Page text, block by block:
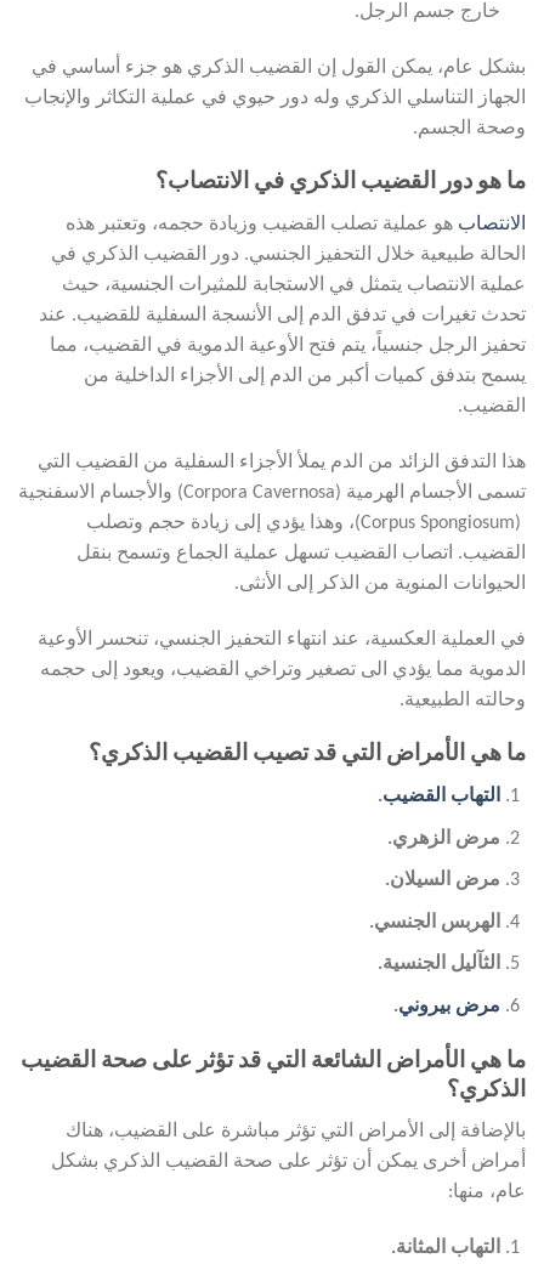
خارج جسم الرجل.
بشكل عام، يمكن القول إن القضيب الذكري هو جزء أساسي في
الجهاز التناسلي الذكري وله دور حيوي في عملية التكاثر والإنجاب
وصحة الجسم.
ما هو دور القضيب الذكري في الانتصاب؟
الانتصاب هو عملية تصلب القضيب وزيادة حجمه، وتعتبر هذه
الحالة طبيعية خلال التحفيز الجنسي. دور القضيب الذكري في
عملية الانتصاب يتمثل في الاستجابة للمثيرات الجنسية، حيث
تحدث تغيرات في تدفق الدم إلى الأنسجة السفلية للقضيب. عند
تحفيز الرجل جنسياً، يتم فتح الأوعية الدموية في القضيب، مما
يسمح بتدفق كميات أكبر من الدم إلى الأجزاء الداخلية من
القضيب.
هذا التدفق الزائد من الدم يملأ الأجزاء السفلية من القضيب التي
تسمى الأجسام الهرمية (Corpora Cavernosa) والأجسام الاسفنجية
(Corpus Spongiosum)، وهذا يؤدي إلى زيادة حجم وتصلب
القضيب. اتصاب القضيب تسهل عملية الجماع وتسمح بنقل
الحيوانات المنوية من الذكر إلى الأنثى.
في العملية العكسية، عند انتهاء التحفيز الجنسي، تنحسر الأوعية
الدموية مما يؤدي الى تصغير وتراخي القضيب، ويعود إلى حجمه
وحالته الطبيعية.
ما هي الأمراض التي قد تصيب القضيب الذكري؟
التهاب القضيب.
مرض الزهري.
مرض السيلان.
الهربس الجنسي.
الثآليل الجنسية.
مرض بيروني.
ما هي الأمراض الشائعة التي قد تؤثر على صحة القضيب
الذكري؟
بالإضافة إلى الأمراض التي تؤثر مباشرة على القضيب، هناك
أمراض أخرى يمكن أن تؤثر على صحة القضيب الذكري بشكل
عام، منها:
التهاب المثانة.